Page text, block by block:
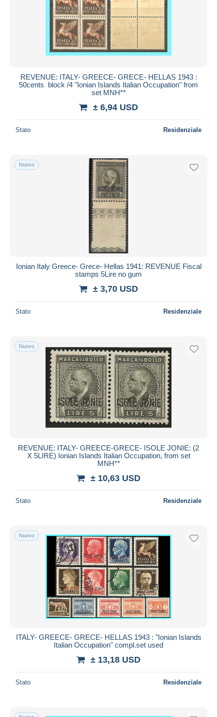
REVENUE: ITALY- GREECE- GRECE- HELLAS 1943 :
50cents block /4 "Ionian Islands Italian Occupation" from
set MNH**
± 6,94 USD
Stato Residenziale
Nuovo
Ionian Italy Greece- Grece- Hellas 1941: REVENUE Fiscal
stamps 5Lire no gum
± 3,70 USD
Stato Residenziale
Nuovo
REVENUE: ITALY- GREECE-GRECE- ISOLE JONIE: (2
X 5LIRE) Ionian Islands Italian Occupation, from set
MNH**
± 10,63 USD
Stato Residenziale
Nuovo
ITALY- GREECE- GRECE- HELLAS 1943 : "Ionian Islands
Italian Occupation" compl.set used
± 13,18 USD
Stato Residenziale